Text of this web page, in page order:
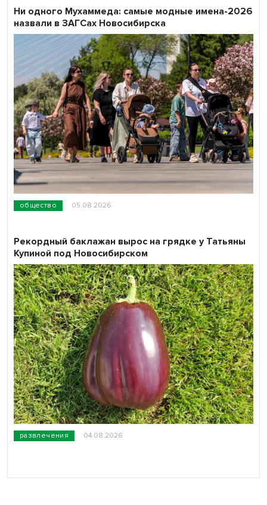
общество 05.08.2026
Ни одного Мухаммеда: самые модные имена-2026
назвали в ЗАГСах Новосибирска
развлечения 04.08.2026
Рекордный баклажан вырос на грядке у Татьяны
Купиной под Новосибирском